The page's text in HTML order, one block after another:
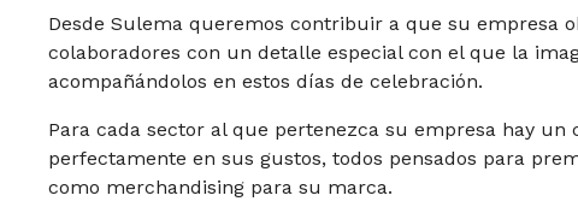
Desde Sulema queremos contribuir a que su empresa
colaboradores con un detalle especial con el que la
acompañándolos en estos días de celebración.
Para cada sector al que pertenezca su empresa hay
perfectamente en sus gustos, todos pensados para
como merchandising para su marca.